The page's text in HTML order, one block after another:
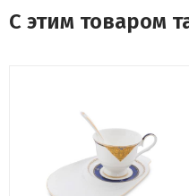
С этим товаром